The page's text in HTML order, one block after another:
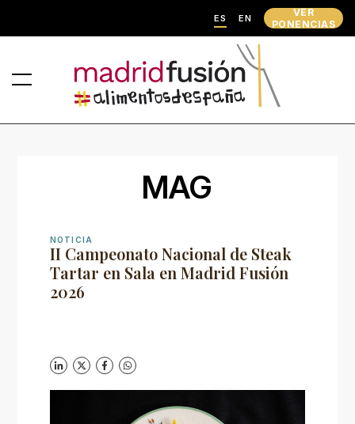
ES EN
VER
PONENCIAS
MAG
NOTICIA
II Campeonato Nacional de Steak
Tartar en Sala en Madrid Fusión
2026